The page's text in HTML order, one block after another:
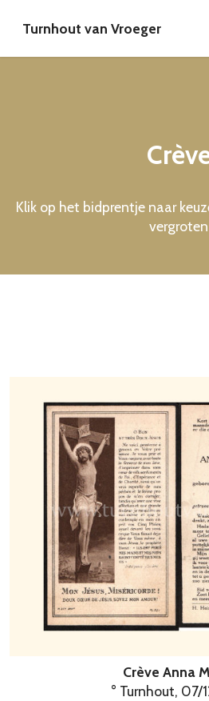
Turnhout van Vroeger
Klik op het bidprentje naar
vergroten
Crève Anna
° Turnhout, 07/